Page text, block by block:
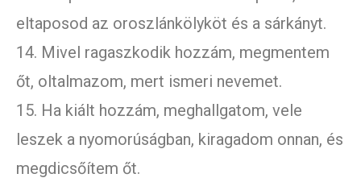
eltaposod az oroszlánkölyköt és a sárkányt.
14. Mivel ragaszkodik hozzám, megmentem
őt, oltalmazom, mert ismeri nevemet.
15. Ha kiált hozzám, meghallgatom, vele
leszek a nyomorúságban, kiragadom onnan, és
megdicsőítem őt.